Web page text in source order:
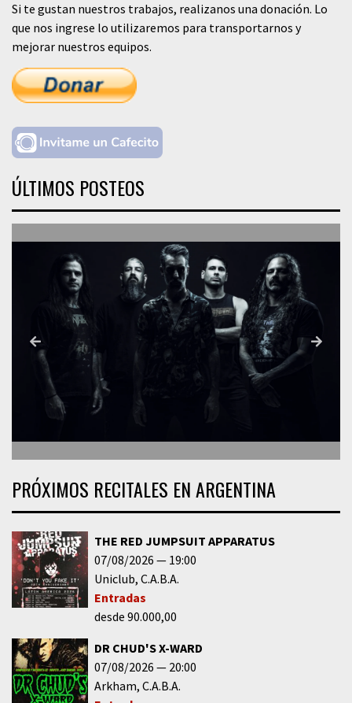
Si te gustan nuestros trabajos, realizanos una donación. Lo
que nos ingrese lo utilizaremos para transportarnos y
mejorar nuestros equipos.
ÚLTIMOS POSTEOS
PRÓXIMOS RECITALES EN ARGENTINA
THE RED JUMPSUIT APPARATUS
07/08/2026
19:00
Uniclub C.A.B.A.
Entradas
desde 90.000,00
DR CHUD'S X-WARD
07/08/2026
20:00
Arkham C.A.B.A.